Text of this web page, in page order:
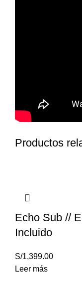
Productos
Echo Sub //
Incluido
S/1,399.00
Leer más